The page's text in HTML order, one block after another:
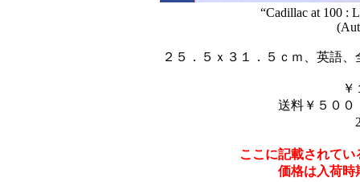
“Cadillac at 100 :
２５．５ｘ３１．５ｃｍ、英語
送料￥５００
ここに記載されて
価格は入荷時